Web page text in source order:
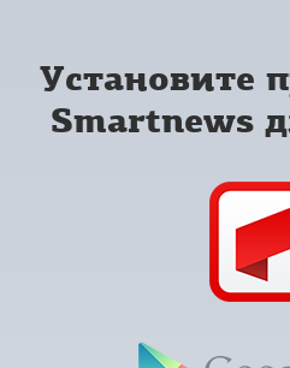
Установите
Smartnews